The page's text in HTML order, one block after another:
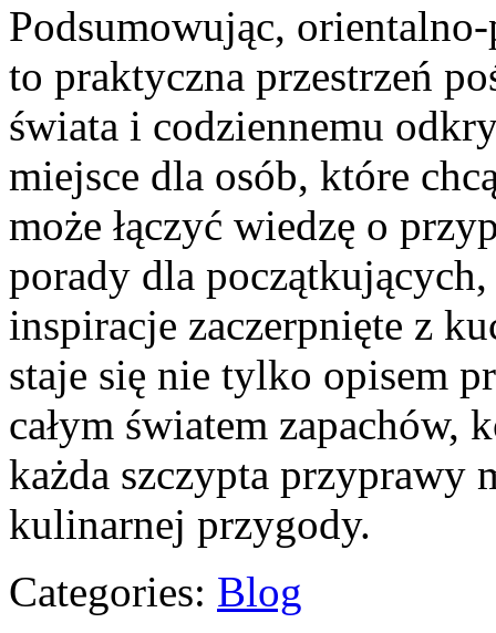
Podsumowując,
to praktyczna przestrzeń
świata i codziennemu
miejsce dla osób, które
może łączyć wiedzę o
porady dla
inspiracje zaczerpnięte z
staje się nie tylko opisem
całym światem
każda szczypta przyprawy
kulinarnej przygody.
Categories: Blog